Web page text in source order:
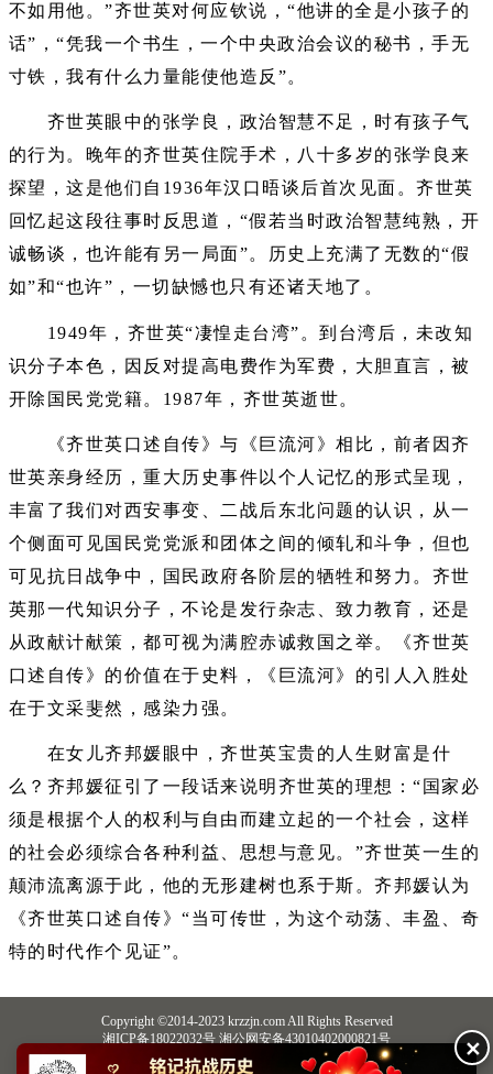
不如用他。”齐世英对何应钦说，“他讲的全是小孩子的
话”，“凭我一个书生，一个中央政治会议的秘书，手无
寸铁，我有什么力量能使他造反”。
齐世英眼中的张学良，政治智慧不足，时有孩子气
的行为。晚年的齐世英住院手术，八十多岁的张学良来
探望，这是他们自1936年汉口晤谈后首次见面。齐世英
回忆起这段往事时反思道，“假若当时政治智慧纯熟，开
诚畅谈，也许能有另一局面”。历史上充满了无数的“假
如”和“也许”，一切缺憾也只有还诸天地了。
1949年，齐世英“凄惶走台湾”。到台湾后，未改知
识分子本色，因反对提高电费作为军费，大胆直言，被
开除国民党党籍。1987年，齐世英逝世。
《齐世英口述自传》与《巨流河》相比，前者因齐
世英亲身经历，重大历史事件以个人记忆的形式呈现，
丰富了我们对西安事变、二战后东北问题的认识，从一
个侧面可见国民党党派和团体之间的倾轧和斗争，但也
可见抗日战争中，国民政府各阶层的牺牲和努力。齐世
英那一代知识分子，不论是发行杂志、致力教育，还是
从政献计献策，都可视为满腔赤诚救国之举。《齐世英
口述自传》的价值在于史料，《巨流河》的引人入胜处
在于文采斐然，感染力强。
在女儿齐邦媛眼中，齐世英宝贵的人生财富是什
么？齐邦媛征引了一段话来说明齐世英的理想：“国家必
须是根据个人的权利与自由而建立起的一个社会，这样
的社会必须综合各种利益、思想与意见。”齐世英一生的
颠沛流离源于此，他的无形建树也系于斯。齐邦媛认为
《齐世英口述自传》“当可传世，为这个动荡、丰盈、奇
特的时代作个见证”。
Copyright ©2014-2023 krzzjn.com All Rights Reserved
湘ICP备18022032号 湘公网安备43010402000821号
中央网信办违法和不良信息举报中心
长沙市互联网违法和不良信息举报中心✕